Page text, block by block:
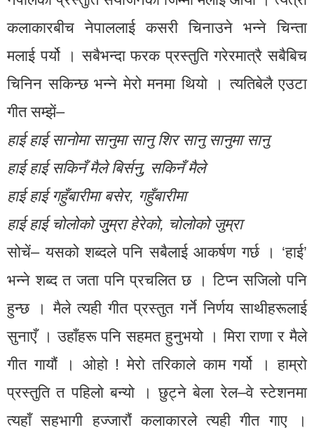
कलाकारबीच नेपाललाई कसरी चिनाउने भन्ने चिन्ता
मलाई पर्यो । सबैभन्दा फरक प्रस्तुति गरेरमात्रै सबैबिच
चिनिन सकिन्छ भन्ने मेरो मनमा थियो । त्यतिबेलै एउटा
गीत सम्झें–
हाई हाई सानोमा सानुमा सानु शिर सानु सानुमा सानु
हाई हाई सकिनँ मैले बिर्सनु, सकिनँ मैले
हाई हाई गहुँबारीमा बसेर, गहुँबारीमा
हाई हाई चोलोको जु्म्रा हेरेको, चोलोको जुम्रा
सोचें– यसको शब्दले पनि सबैलाई आकर्षण गर्छ । ‘हाई’
भन्ने शब्द त जता पनि प्रचलित छ । टिप्न सजिलो पनि
हुन्छ । मैले त्यही गीत प्रस्तुत गर्ने निर्णय साथीहरूलाई
सुनाएँ । उहाँहरू पनि सहमत हुनुभयो । मिरा राणा र मैले
गीत गायौं । ओहो ! मेरो तरिकाले काम गर्यो । हाम्रो
प्रस्तुति त पहिलो बन्यो । छुट्ने बेला रेल–वे स्टेशनमा
त्यहाँ सहभागी हज्जारौं कलाकारले त्यही गीत गाए ।